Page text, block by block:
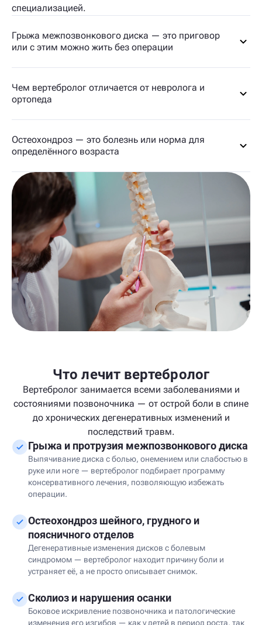
специализацией.
Грыжа межпозвонкового диска — это приговор
или с этим можно жить без операции
Чем вертебролог отличается от невролога и
ортопеда
Остеохондроз — это болезнь или норма для
определённого возраста
Что лечит вертебролог
Вертебролог занимается всеми заболеваниями и
состояниями позвоночника — от острой боли в спине
до хронических дегенеративных изменений и
последствий травм.
Грыжа и протрузия межпозвонкового диска
Выпячивание диска с болью, онемением или слабостью в
руке или ноге — вертебролог подбирает программу
консервативного лечения, позволяющую избежать
операции.
Остеохондроз шейного, грудного и
поясничного отделов
Дегенеративные изменения дисков с болевым
синдромом — вертебролог находит причину боли и
устраняет её, а не просто описывает снимок.
Сколиоз и нарушения осанки
Боковое искривление позвоночника и патологические
изменения его изгибов — как у детей в период роста, так